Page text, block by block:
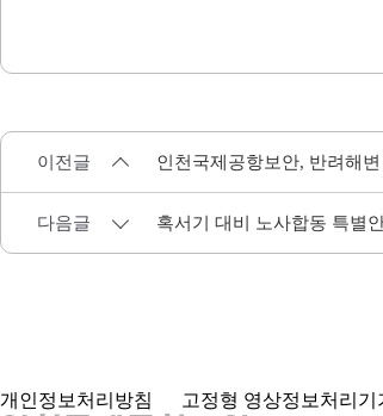
이전글 인천국제공항보안, 반려해
다음글 혹서기 대비 노사합동 특별
개인정보처리방침 고정형 영상정보처리기